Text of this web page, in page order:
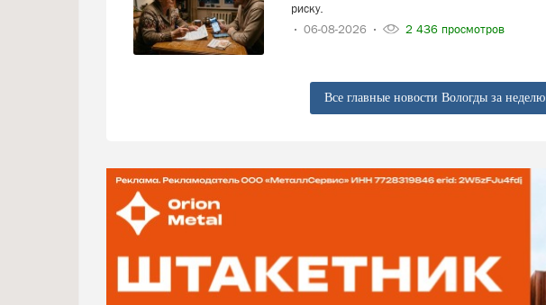
риску.
06-08-2026
2 436 просмотров
Все главные новости Вологды за неделю